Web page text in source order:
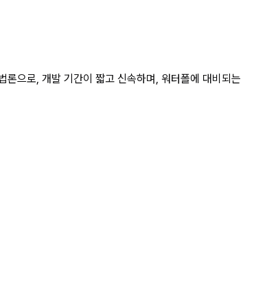
효율적으로 시스템을 개발 상
으로, 개발 기간이 짧고 신속하며, 워터폴에 대비되는